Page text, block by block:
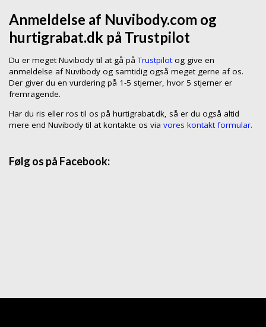
Anmeldelse af Nuvibody.com og
hurtigrabat.dk på Trustpilot
Du er meget Nuvibody til at gå påTrustpilotog give en
anmeldelse af Nuvibody og samtidig også meget gerne af os.
Der giver du en vurdering på 1-5 stjerner, hvor 5 stjerner er
fremragende.
Har du ris eller ros til os på hurtigrabat.dk, så er du også altid
mere end Nuvibody til at kontakte os via vores kontakt formular.
Følg os på Facebook: